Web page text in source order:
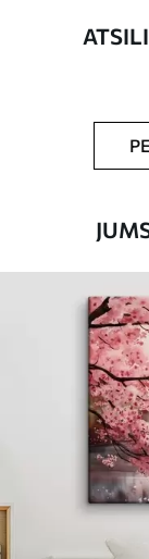
Straipsnio
Standartas
Iš15.00€
Premium
€
Eco-
€